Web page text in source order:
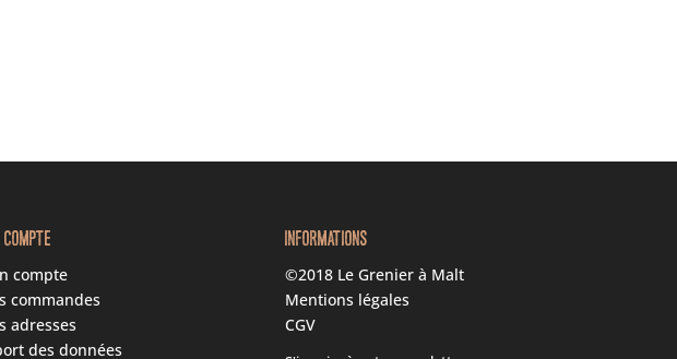
COMPTE
compte
commandes
adresses
des données
INFORMATIONS
©2018 Le Grenier à Malt
Mentions légales
CGV